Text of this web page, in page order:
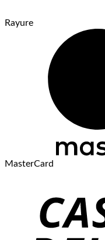
Rayure
MasterCard